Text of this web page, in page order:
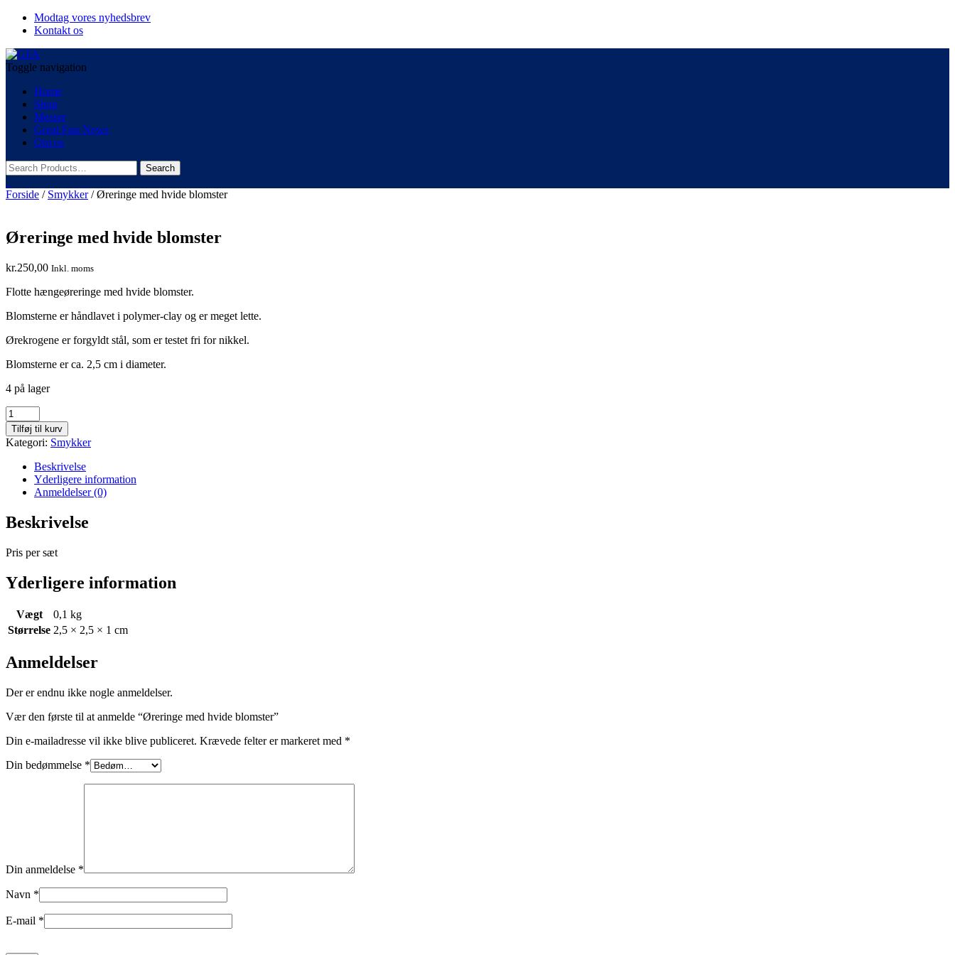
Modtag vores nyhedsbrev
Kontakt os
Toggle navigation
Home
Shop
Messer
Great Fun News
Om os
Forside / Smykker/ Øreringe med hvide blomster
Øreringe med hvide blomster
kr.250,00 Inkl. moms
Flotte hængeøreringe med hvide blomster.
Blomsterne er håndlavet i polymer-clay og er meget lette.
Ørekrogene er forgyldt stål, som er testet fri for nikkel.
Blomsterne er ca. 2,5 cm i diameter.
4 på lager
Øreringe
med
hvide
blomster
antal
Tilføj til kurv
Kategori: Smykker
Beskrivelse
Yderligere information
Anmeldelser (0)
Beskrivelse
Pris per sæt
Yderligere information
Vægt
0,1 kg
Størrelse 2,5 × 2,5 × 1 cm
Anmeldelser
Der er endnu ikke nogle anmeldelser.
Vær den første til at anmelde “Øreringe med hvide blomster”
Din e-mailadresse vil ikke blive publiceret. Krævede felter er markeret med *
Din bedømmelse *
Din anmeldelse *
Navn *
E-mail *